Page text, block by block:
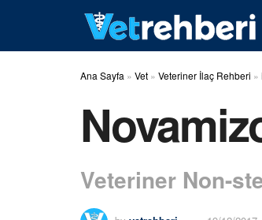
Ana Sayfa » Vet » Veteriner İlaç Rehberi »
Veteriner Non-